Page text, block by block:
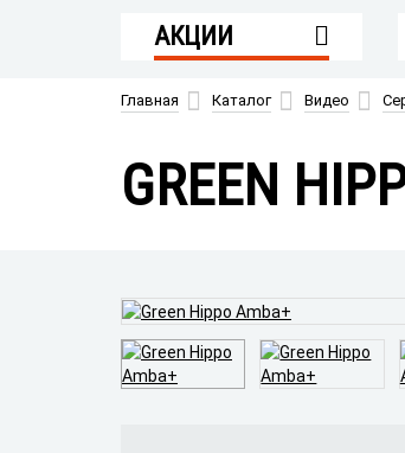
АКЦИИ
Специальное
предложение
Главная Каталог Видео
GREEN